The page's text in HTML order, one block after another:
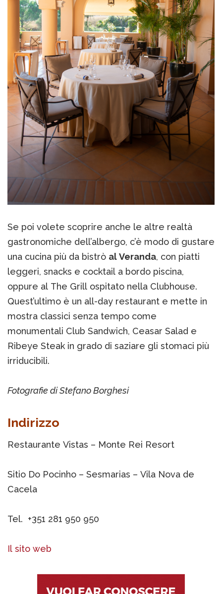
Se poi volete scoprire anche le altre realtà
gastronomiche dell’albergo, c’è modo di gustare
una cucina più da bistrò al Veranda, con piatti
leggeri, snacks e cocktail a bordo piscina,
oppure al The Grill ospitato nella Clubhouse.
Quest’ultimo è un all-day restaurant e mette in
mostra classici senza tempo come
monumentali Club Sandwich, Ceasar Salad e
Ribeye Steak in grado di saziare gli stomaci più
irriducibili.
Fotografie di Stefano Borghesi
Indirizzo
Restaurante Vistas – Monte Rei Resort
Sitio Do Pocinho – Sesmarias – Vila Nova de
Cacela
Tel. +351 281 950 950
Il sito web